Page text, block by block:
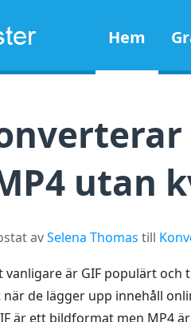
Hem
utan
avSelena Thomas till
är GIF populärt
de lägger upp innehåll
är ett bildformat men